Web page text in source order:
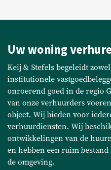
Onderhoud &
Huurdersportaal
Eigenarenportaal
Move.nl
Over ons
Uw woning
Keij & Stefels begeleidt
institutionele
onroerend goed in de regio
van onze verhuurders
object. Wij bieden voor
verhuurdiensten. Wij
ontwikkelingen van de
en hebben een ruim
de omgeving.